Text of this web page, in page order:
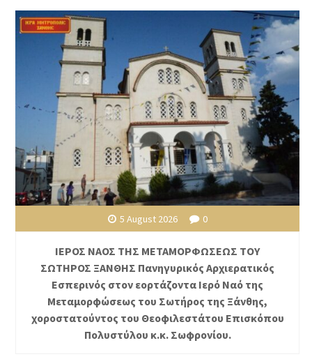
5 August 2026 0
ΙΕΡΟΣ ΝΑΟΣ ΤΗΣ ΜΕΤΑΜΟΡΦΩΣΕΩΣ ΤΟΥ
ΣΩΤΗΡΟΣ ΞΑΝΘΗΣ Πανηγυρικός Αρχιερατικός
Εσπερινός στον εορτάζοντα Ιερό Ναό της
Μεταμορφώσεως του Σωτήρος της Ξάνθης,
χοροστατούντος του Θεοφιλεστάτου Επισκόπου
Πολυστύλου κ.κ. Σωφρονίου.